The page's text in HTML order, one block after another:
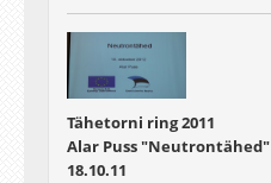
Tähetorni ring 2011
Alar Puss "Neutrontähed"
18.10.11